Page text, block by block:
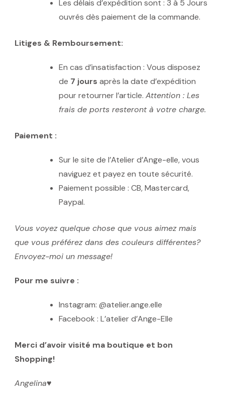
Les délais d’expédition sont : 3 à 5 Jours
ouvrés dès paiement de la commande.
Litiges & Remboursement:
En cas d’insatisfaction : Vous disposez
de 7 jours après la date d’expédition
pour retourner l’article. Attention : Les
frais de ports resteront à votre charge.
Paiement :
Sur le site de l’Atelier d’Ange-elle, vous
naviguez et payez en toute sécurité.
Paiement possible : CB, Mastercard,
Paypal.
Vous voyez quelque chose que vous aimez mais
que vous préférez dans des couleurs différentes?
Envoyez-moi un message!
Pour me suivre :
Instagram: @atelier.ange.elle
Facebook : L’atelier d’Ange-Elle
Merci d’avoir visité ma boutique et bon
Shopping!
Angelina♥️